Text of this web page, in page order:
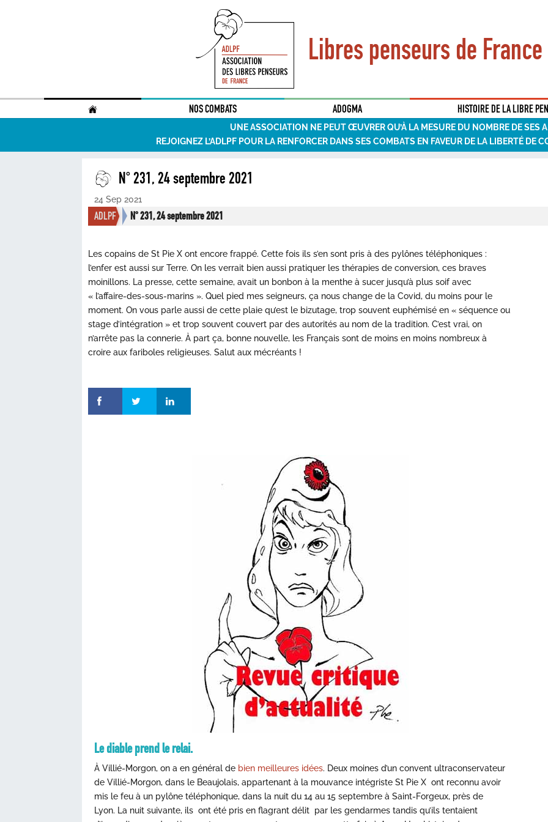
Libres penseurs de France
. NOS COMBATS ADOGMA HISTOIRE DE LA LIBRE
UNE ASSOCIATION NE PEUT ŒUVRER QU’À LA MESURE DU NOMBRE DE SES
REJOIGNEZ L’ADLPF POUR LA RENFORCER DANS SES COMBATS EN FAVEUR DE LA LIBERTÉ DE
N° 231, 24 septembre 2021
24 Sep 2021
ADLPF N° 231, 24 septembre 2021
Les copains de St Pie X ont encore frappé. Cette fois ils s’en sont pris à des pylônes téléphoniques :
l’enfer est aussi sur Terre. On les verrait bien aussi pratiquer les thérapies de conversion, ces braves
moinillons. La presse, cette semaine, avait un bonbon à la menthe à sucer jusqu’à plus soif avec
« l’affaire-des-sous-marins ». Quel pied mes seigneurs, ça nous change de la Covid, du moins pour le
moment. On vous parle aussi de cette plaie qu’est le bizutage, trop souvent euphémisé en « séquence ou
stage d’intégration » et trop souvent couvert par des autorités au nom de la tradition. C’est vrai, on
n’arrête pas la connerie. À part ça, bonne nouvelle, les Français sont de moins en moins nombreux à
croire aux fariboles religieuses. Salut aux mécréants !
Le diable prend le relai.
À Villié-Morgon, on a en général de bien meilleures idées. Deux moines d’un convent ultraconservateur
de Villié-Morgon, dans le Beaujolais, appartenant à la mouvance intégriste St Pie X ont reconnu avoir
mis le feu à un pylône téléphonique, dans la nuit du 14 au 15 septembre à Saint-Forgeux, près de
Lyon. La nuit suivante, ils ont été pris en flagrant délit par les gendarmes tandis qu’ils tentaient